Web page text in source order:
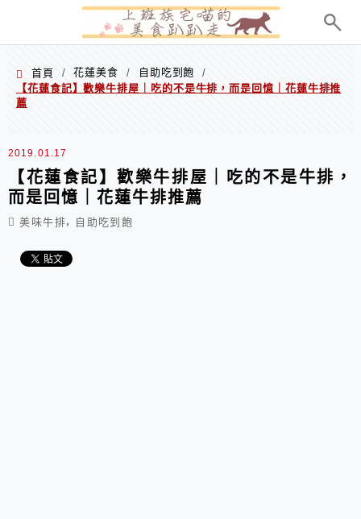
首頁 / 花蓮美食 / 自助吃到飽
/
【花蓮食記】歡樂牛排屋｜吃的不是牛排，而是回憶｜花蓮牛排推
薦
2019.01.17
【花蓮食記】歡樂牛排屋｜吃的不是牛排，
而是回憶｜花蓮牛排推薦
美味牛排, 自助吃到飽